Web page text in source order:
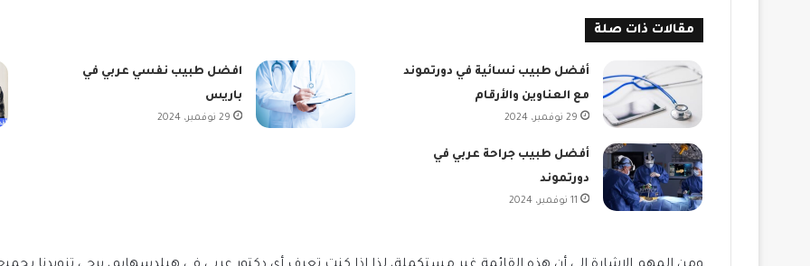
مقالات ذات صلة
أفضل طبيب نسائية في دورتموند
مع العناوين والأرقام
29 نوفمبر، 2024
افضل طبيب نفسي عربي في
باريس
29 نوفمبر، 2024
أفضل طبيب جراحة عربي في
دورتموند
11 نوفمبر، 2024